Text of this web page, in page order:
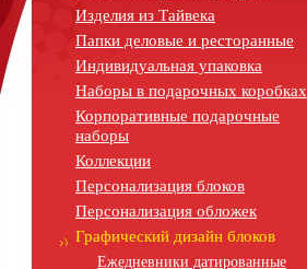
Изделия из Тайвека
Папки деловые и ресторанные
Индивидуальная упаковка
Наборы в подарочных коробках
Корпоративные подарочные
наборы
Коллекции
Персонализация блоков
Персонализация обложек
Графический дизайн блоков
Ежедневники датированные